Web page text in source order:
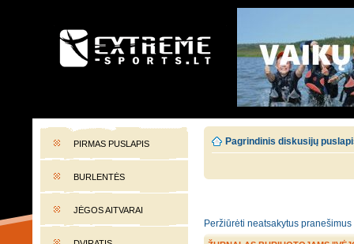
EXTREME-SPORTS.LT
PIRMAS PUSLAPIS
BURLENTĖS
JĖGOS AITVARAI
Pagrindinis diskusijų
Peržiūrėti neatsakytus pranešimus